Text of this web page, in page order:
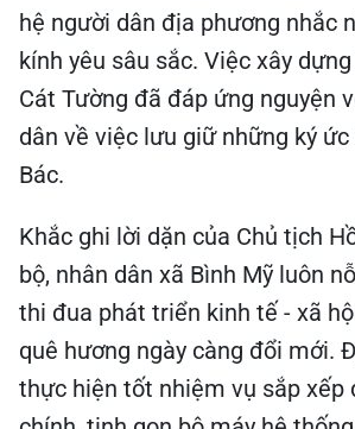
hệ người dân địa phương nhắc
kính yêu sâu sắc. Việc xây
Cát Tường đã đáp ứng nguyện
dân về việc lưu giữ những ký
Bác.
Khắc ghi lời dặn của Chủ tịch
bộ, nhân dân xã Bình Mỹ luôn
thi đua phát triển kinh tế - xã
quê hương ngày càng đổi mới.
thực hiện tốt nhiệm vụ sắp xếp